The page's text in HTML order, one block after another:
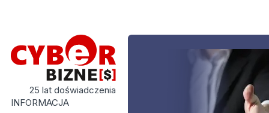
25 lat doświadczenia
INFORMACJA